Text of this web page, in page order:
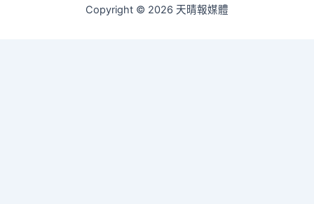
Copyright © 2026 天晴報媒體